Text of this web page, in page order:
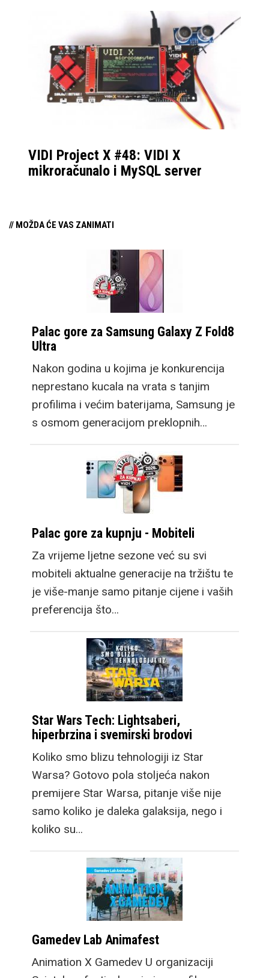
VIDI Project X #48: VIDI X
mikroračunalo i MySQL server
// MOŽDA ĆE VAS ZANIMATI
Palac gore za Samsung Galaxy Z Fold8
Ultra
Nakon godina u kojima je konkurencija
neprestano kucala na vrata s tanjim
profilima i većim baterijama, Samsung je
s osmom generacijom preklopnih…
Palac gore za kupnju - Mobiteli
Za vrijeme ljetne sezone već su svi
mobiteli aktualne generacije na tržištu te
je više-manje samo pitanje cijene i vaših
preferencija što…
Star Wars Tech: Lightsaberi,
hiperbrzina i svemirski brodovi
Koliko smo blizu tehnologiji iz Star
Warsa? Gotovo pola stoljeća nakon
premijere Star Warsa, pitanje više nije
samo koliko je daleka galaksija, nego i
koliko su…
Gamedev Lab Animafest
Animation X Gamedev U organizaciji